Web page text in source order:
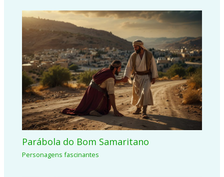
Parábola do Bom Samaritano
Personagens fascinantes